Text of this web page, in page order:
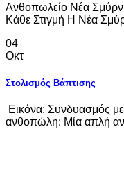
Ανθοπωλείο Νέα
Κάθε Στιγμή Η Νέα
04
Οκτ
Στολισμός Βάπτισης
Εικόνα: Συνδυασμός
ανθοπώλη: Μία απλή